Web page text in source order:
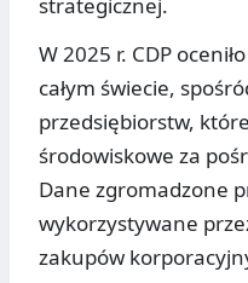
strategicznej.
W 2025 r. CDP
całym świecie,
przedsiębiorstw,
środowiskowe za
Dane zgromadzone
wykorzystywane
zakupów